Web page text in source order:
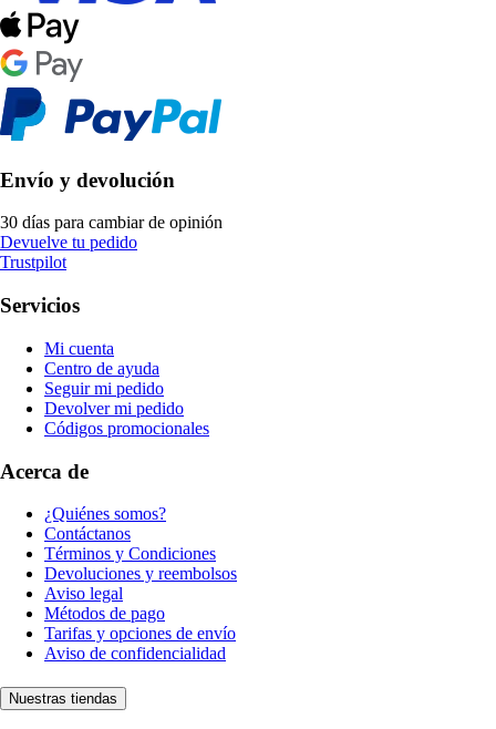
Envío y devolución
30 días para cambiar de opinión
Devuelve tu pedido
Trustpilot
Servicios
Mi cuenta
Centro de ayuda
Seguir mi pedido
Devolver mi pedido
Códigos promocionales
Acerca de
¿Quiénes somos?
Contáctanos
Términos y Condiciones
Devoluciones y reembolsos
Aviso legal
Métodos de pago
Tarifas y opciones de envío
Aviso de confidencialidad
Nuestras tiendas